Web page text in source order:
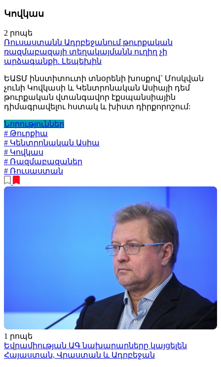
Կովկաս
2 րոպե
Ռուսաստանն Ադրբեջանում թուրքական
ռազմաբազայի տեղակայմանն ուղիղ չի
արձագանքի. Լեպեխին
ԵԱՏՄ ինստիտուտի տնօրենի խոսքով` Մոսկվան
չունի Կովկասի և Կենտրոնական Ասիայի դեմ
թուրքական վտանգավոր էքսպանսիային
դիմագրավելու հստակ և խիստ դիրքորոշում:
Նորություններ
# Թուրքիա
# Կենտրոնական Ասիա
# Կովկաս
# Ռազմաբազաներ
# Ռուսաստան
1 րոպե
Եվրամիության ԱԳ նախարարները կայցելեն
Հայաստան, Վրաստան և Ադրբեջան